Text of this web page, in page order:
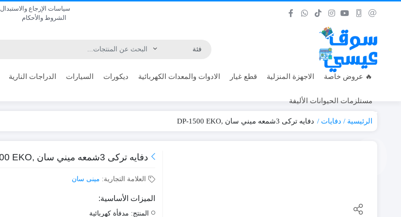
سياسات الإرجاع والاستبدال
الشروط والأحكام
🔥 عروض خاصة الاجهزة المنزلية قطع غيار الادوات والمعدات الكهربائية ديكورات السيارات الدراجات النارية
مستلزمات الحيوانات الأليفة
الرئيسية دفايات دفايه تركى 3شمعه ميني سان ,DP-1500 EKO
دفايه تركى 3شمعه ميني سان ,DP-1500 EKO
العلامة التجارية: مينى سان
الميزات الأساسية:
المنتج: مدفأة كهربائية